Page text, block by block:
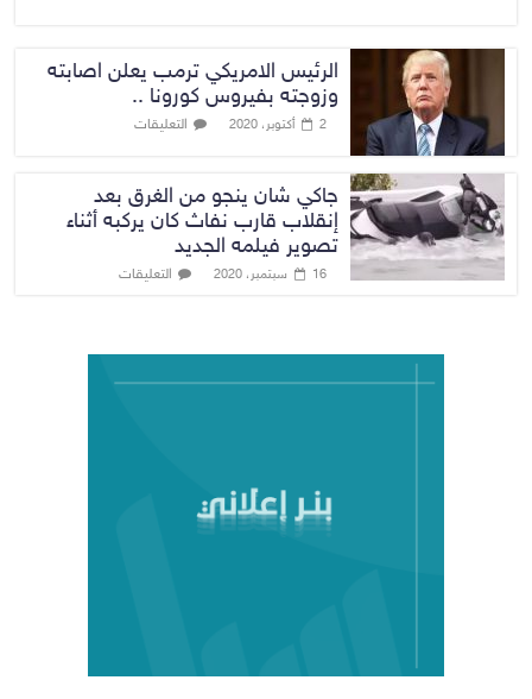
الرئيس الامريكي ترمب يعلن اصابته
وزوجته بفيروس كورونا ..
2 أكتوبر، 2020 التعليقات
جاكي شان ينجو من الغرق بعد
إنقلاب قارب نفاث كان يركبه أثناء
تصوير فيلمه الجديد
16 سبتمبر، 2020 التعليقات